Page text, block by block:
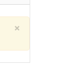
×